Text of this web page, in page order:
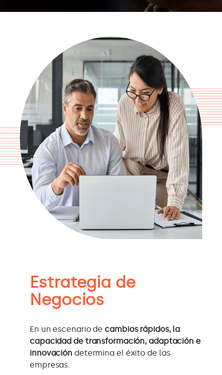
Estrategia de
Negocios
En un escenario decambios rápidos, la
capacidad de transformación, adaptación e
innovación determina el éxito de las
empresas.